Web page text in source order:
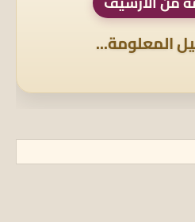
المعلومة...